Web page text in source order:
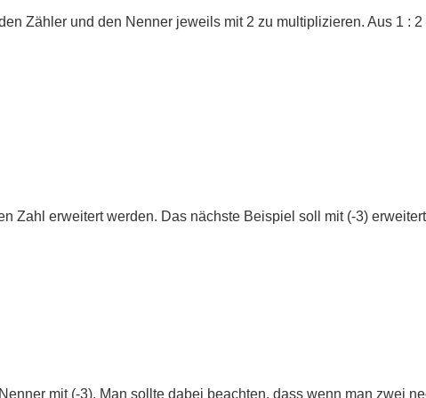
Zähler und den Nenner jeweils mit 2 zu multiplizieren. Aus 1 : 2
Zahl erweitert werden. Das nächste Beispiel soll mit (-3)
mit (-3). Man sollte dabei beachten, dass wenn man zwei